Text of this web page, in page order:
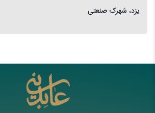
یزد، شهرک صنعتی